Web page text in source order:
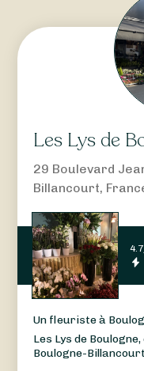
Les Lys de
29 Boulevard
Billancourt,
Un fleuriste à
Les Lys de
Boulogne-